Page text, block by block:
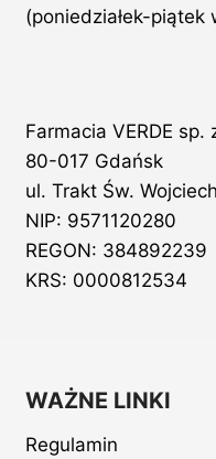
(poniedziałek-
Farmacia VERDE sp.
80-017 Gdańsk
ul. Trakt Św.
NIP: 9571120280
REGON: 384892239
KRS: 0000812534
WAŻNE LINKI
Regulamin